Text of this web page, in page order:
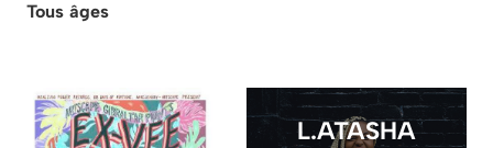
Tous âges
L.ATASHA